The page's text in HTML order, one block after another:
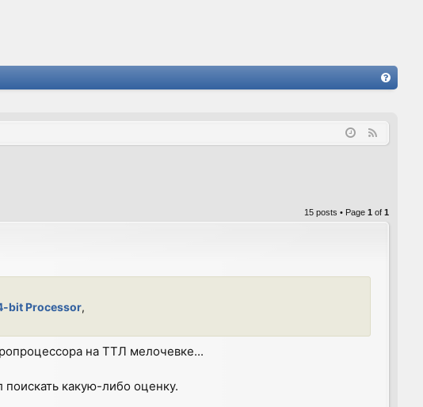
Q
15 posts • Page 1 of 1
bit Processor,
на ТТЛ мелочевке...
какую-либо оценку.